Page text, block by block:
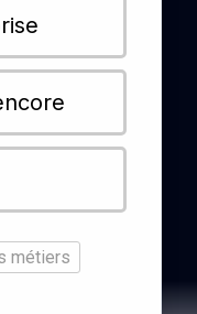
métiers